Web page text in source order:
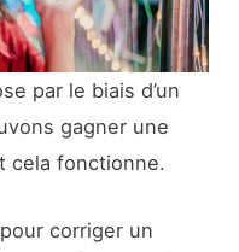
par le biais d’un
gagner une
cela fonctionne.
corriger un